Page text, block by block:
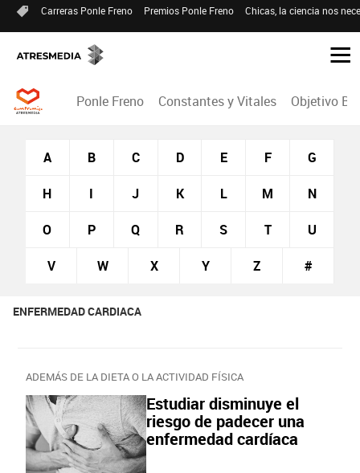
Carreras Ponle Freno Premios Ponle Freno Chicas, la ciencia nos
Ponle Freno Constantes y Vitales Objetivo
A B C D E F G
H I J K L M N
O P Q R S T U
V W X Y Z #
ENFERMEDAD CARDIACA
ADEMÁS DE LA DIETA O LA ACTIVIDAD FÍSICA
Estudiar disminuye el
riesgo de padecer una
enfermedad cardíaca